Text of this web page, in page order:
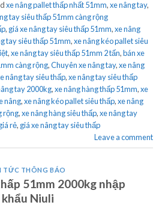
xe nâng pallet thấp nhất 51mm,xe nâng tay,
tay siêu thấp 51mm càng rộng
, giá xe nâng tay siêu thấp 51mm,xe nâng
tay siêu thấp 51mm,xe nâng kéo pallet siêu
,xe nâng tay siêu thấp 51mm 2 tấn,bán xe
càng rộng,Chuyên xe nâng tay,xe nâng
nâng tay siêu thấp,xe nâng tay siêu thấp
tay 2000kg,xe nâng hàng thấp 51mm,xe
nâng,xe nâng kéo pallet siêu thấp,xe nâng
rộng,xe nâng hàng siêu thấp,xe nâng tay
rẻ, giá xe nâng tay siêu thấp
Leave a comment
TỨC THÔNG BÁO
51mm 2000kg nhập
khẩu Niuli